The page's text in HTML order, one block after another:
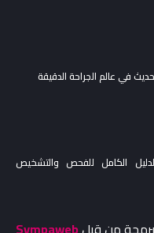
في عالم الجراحة الدقيقة
الكامل للفحص والتشخيص